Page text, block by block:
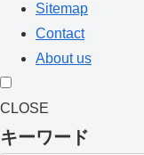
Sitemap
Contact
About us
CLOSE
キーワード